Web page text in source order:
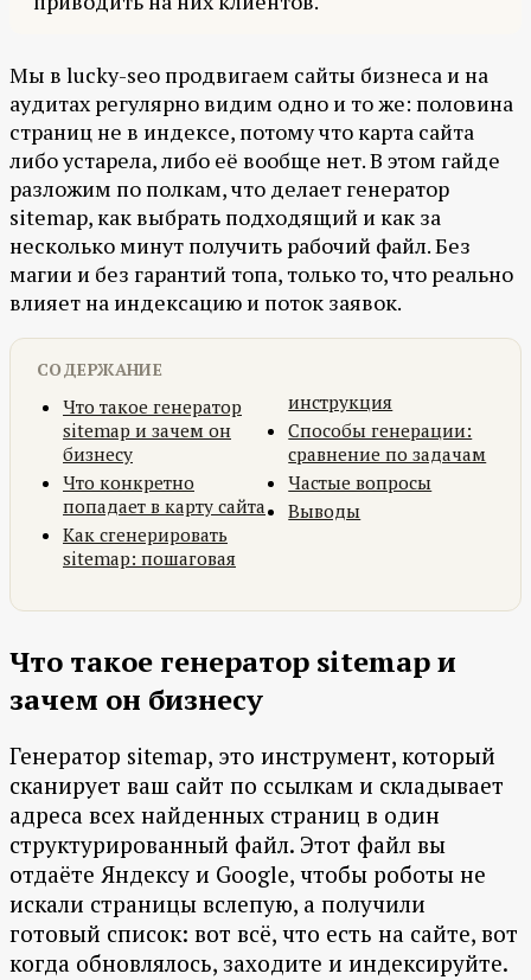
Мы в lucky-seo продвигаем сайты бизнеса и на
аудитах регулярно видим одно и то же: половина
страниц не в индексе, потому что карта сайта
либо устарела, либо её вообще нет. В этом гайде
разложим по полкам, что делает генератор
sitemap, как выбрать подходящий и как за
несколько минут получить рабочий файл. Без
магии и без гарантий топа, только то, что реально
влияет на индексацию и поток заявок.
СОДЕРЖАНИЕ
Что такое генератор
sitemap и зачем он
бизнесу
Что конкретно
попадает в карту сайта
Как сгенерировать
sitemap: пошаговая
инструкция
Способы генерации:
сравнение по задачам
Частые вопросы
Выводы
Что такое генератор sitemap и
зачем он бизнесу
Генератор sitemap, это инструмент, который
сканирует ваш сайт по ссылкам и складывает
адреса всех найденных страниц в один
структурированный файл. Этот файл вы
отдаёте Яндексу и Google, чтобы роботы не
искали страницы вслепую, а получили
готовый список: вот всё, что есть на сайте, вот
когда обновлялось, заходите и индексируйте.